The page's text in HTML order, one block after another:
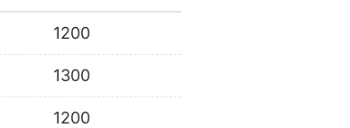
1200
1300
1200